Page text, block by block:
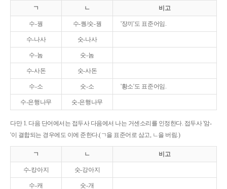
ㄱ ㄴ 비고
수-꿩 수-퀑/숫-꿩 '장끼'도 표준어임.
수-나사 숫-나사
수-놈 숫-놈
수-사돈 숫-사돈
수-소 숫-소 '황소'도 표준어임.
수-은행나무 숫-은행나무
다만 1. 다음 단어에서는 접두사 다음에서 나는 거센소리를 인정한다. 접두사 '암-
'이 결합되는 경우에도 이에 준한다.(ㄱ을 표준어로 삼고, ㄴ을 버림.)
ㄱ ㄴ 비고
수-캉아지 숫-강아지
수-캐 숫-개